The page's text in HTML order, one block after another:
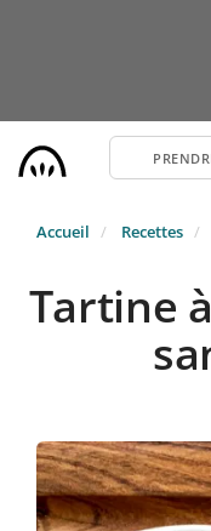
Accueil Recettes
Tartine